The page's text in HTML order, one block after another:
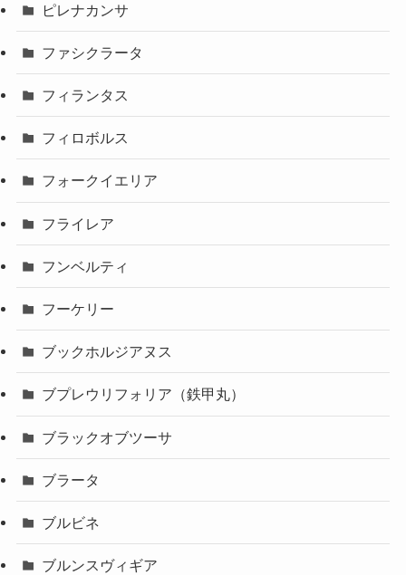
ピレナカンサ
ファシクラータ
フィランタス
フィロボルス
フォークイエリア
フライレア
フンベルティ
フーケリー
ブックホルジアヌス
ブプレウリフォリア（鉄甲丸）
ブラックオブツーサ
ブラータ
ブルビネ
ブルンスヴィギア